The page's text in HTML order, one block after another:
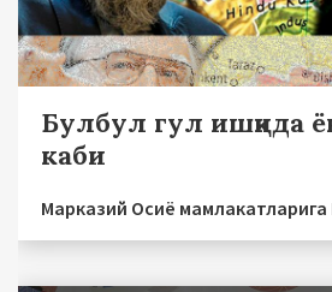
Булбул гул ишқида
каби
Марказий Осиё